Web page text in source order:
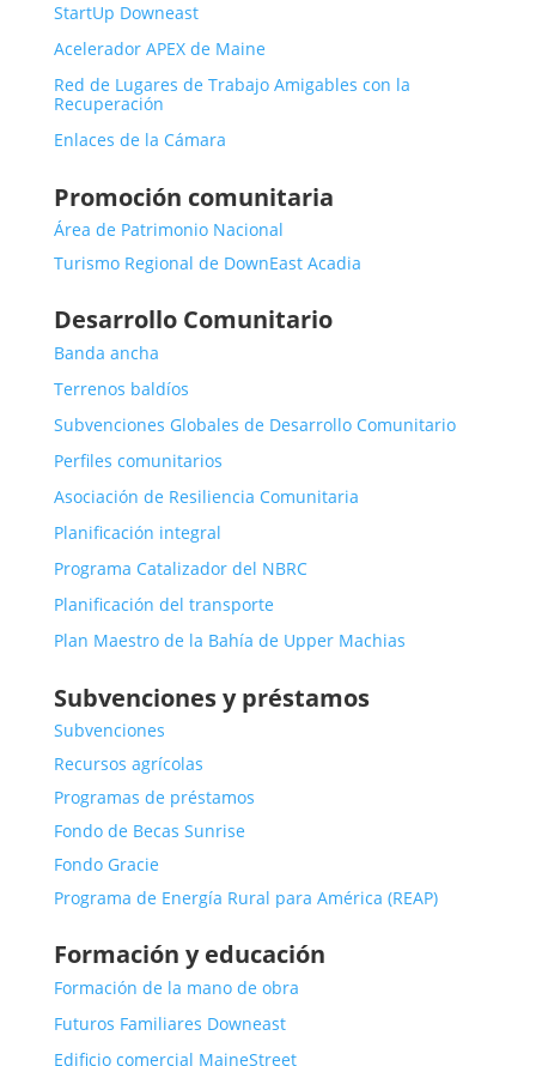
StartUp Downeast
Acelerador APEX de Maine
Red de Lugares de Trabajo Amigables con la
Recuperación
Enlaces de la Cámara
Promoción comunitaria
Área de Patrimonio Nacional
Turismo Regional de DownEast Acadia
Desarrollo Comunitario
Banda ancha
Terrenos baldíos
Subvenciones Globales de Desarrollo Comunitario
Perfiles comunitarios
Asociación de Resiliencia Comunitaria
Planificación integral
Programa Catalizador del NBRC
Planificación del transporte
Plan Maestro de la Bahía de Upper Machias
Subvenciones y préstamos
Subvenciones
Recursos agrícolas
Programas de préstamos
Fondo de Becas Sunrise
Fondo Gracie
Programa de Energía Rural para América (REAP)
Formación y educación
Formación de la mano de obra
Futuros Familiares Downeast
Edificio comercial MaineStreet